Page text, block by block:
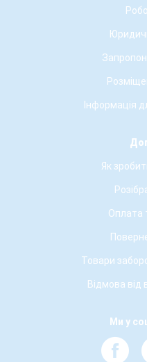
Інформація
Як
Оплата
Товари
Відмова від
Ми у